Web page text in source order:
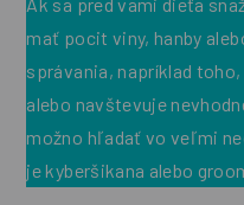
mať pocit viny, hanby
správania, napríklad
alebo navštevuje
možno hľadať vo veľmi
je kyberšikana alebo